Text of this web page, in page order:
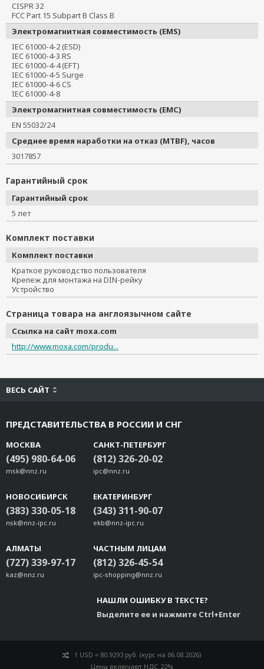
CISPR 32
FCC Part 15 Subpart B Class B
Электромагнитная совместимость (EMS)
IEC 61000-4-2 (ESD)
IEC 61000-4-3 RS
IEC 61000-4-4 (EFT)
IEC 61000-4-5 Surge
IEC 61000-4-6 CS
IEC 61000-4-8
Электромагнитная совместимость (EMC)
EN 55032/24
Среднее время наработки на отказ (MTBF), часов
3017857
Гарантийный срок
Гарантийный срок
5 лет
Комплект поставки
Комплект поставки
Краткое руководство пользователя
Крепеж для монтажа на DIN-рейку
Устройство
Страница товара на англоязычном сайте
Ссылка на сайт moxa.com
http://www.moxa.com/produ...
ВЕСЬ САЙТ
ПРЕДСТАВИТЕЛЬСТВА В РОССИИ И СНГ
МОСКВА
(495) 980-64-06
msk@nnz.ru
САНКТ-ПЕТЕРБУРГ
(812) 326-20-02
ipc@nnz.ru
НОВОСИБИРСК
(383) 330-05-18
nsk@nnz-ipc.ru
ЕКАТЕРИНБУРГ
(343) 311-90-07
ekb@nnz-ipc.ru
АЛМАТЫ
(727) 339-97-17
kaz@nnz.ru
ЧАСТНЫМ ЛИЦАМ
(812) 326-45-54
ipc-shopping@nnz.ru
НАШЛИ ОШИБКУ В ТЕКСТЕ?
Выделите ее и нажмите Ctrl+Enter
1 USD = 80.9293 руб. (курс на 06.08.2026)
Цены включают НДС 22%